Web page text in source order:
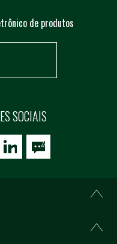
de produtos
SOCIAIS